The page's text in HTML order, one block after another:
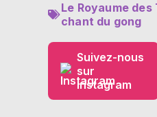
Le Royaume des
chant du gong
Suivez-nous
sur
Instagram